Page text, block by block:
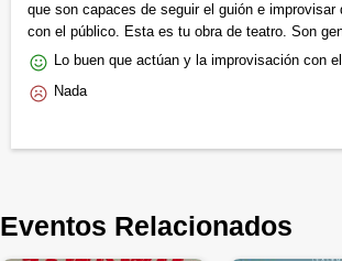
que son capaces de seguir el guión e improvisar
con el público. Esta es tu obra de teatro. Son
Lo buen que actúan y la improvisación con
Nada
Eventos Relacionados